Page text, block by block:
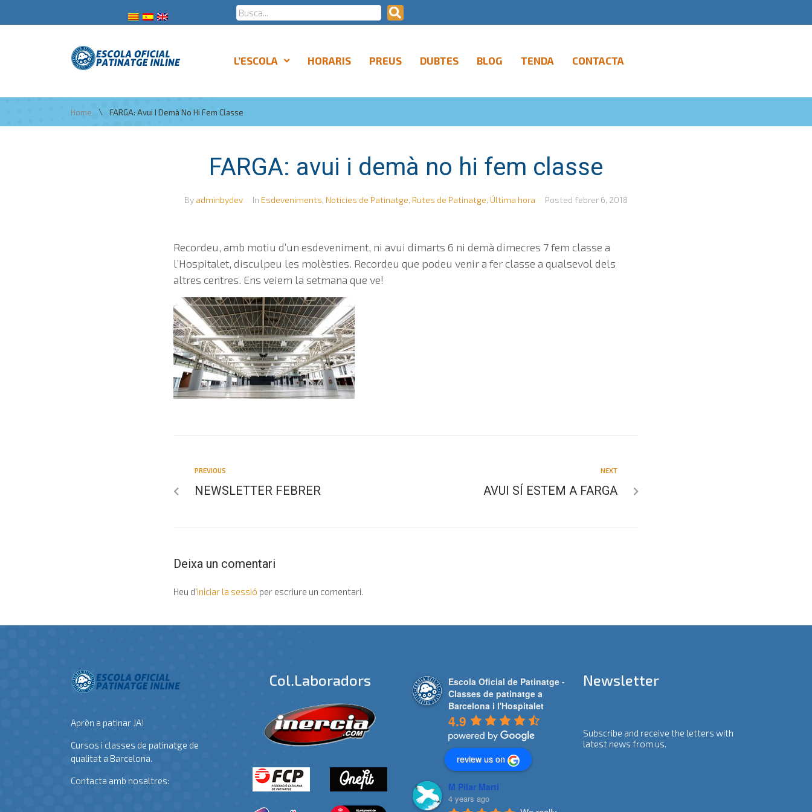
L’ESCOLA HORARIS PREUS DUBTES BLOG TENDA CONTACTA
Home \ FARGA: Avui I Demà No Hi Fem Classe
FARGA: avui i demà no hi fem classe
By adminbydev In Esdeveniments, Noticies de Patinatge, Rutes de Patinatge, Última hora Posted febrer 6, 2018
Recordeu, amb motiu d’un esdeveniment, ni avui dimarts 6 ni demà dimecres 7 fem classe a
l’Hospitalet, disculpeu les molèsties. Recordeu que podeu venir a fer classe a qualsevol dels
altres centres. Ens veiem la setmana que ve!
PREVIOUS
NEWSLETTER FEBRER
NEXT
AVUI SÍ ESTEM A FARGA
Deixa un comentari
Heu d'iniciar la sessió per escriure un comentari.
Aprèn a patinar JA!
Cursos i classes de patinatge de
qualitat a Barcelona.
Contacta amb nosaltres:
Col.laboradors
Escola Oficial de Patinatge -
Classes de patinatge a
Barcelona i l'Hospitalet
4.9
review us on
M Pilar Marti
4 years ago
Newsletter
Subscribe and receive the letters with
latest news from us.